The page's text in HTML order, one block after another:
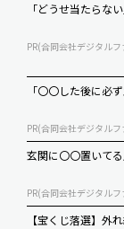
「どうせ当たらな
PR(合同会社デジタルフ
「〇〇した後に必
PR(合同会社デジタルフ
玄関に〇〇置いて
PR(合同会社デジタルフ
【宝くじ落選】外